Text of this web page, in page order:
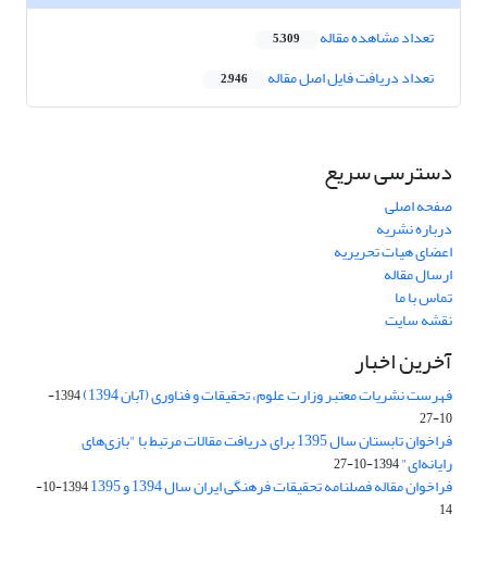
تعداد مشاهده مقاله 5,309
تعداد دریافت فایل اصل مقاله 2,946
دسترسی سریع
صفحه اصلی
درباره نشریه
اعضای هیات تحریریه
ارسال مقاله
تماس با ما
نقشه سایت
آخرین اخبار
فهرست نشریات معتبر وزارت علوم، تحقیقات و فناوری (آبان 1394)
1394-
10-27
فراخوان تابستان سال 1395 برای دریافت مقالات مرتبط با "بازی‌های
رایانه‌ای"1394-10-27
فراخوان مقاله فصلنامه تحقیقات فرهنگی ایران سال 1394 و 1395
1394-10-
14